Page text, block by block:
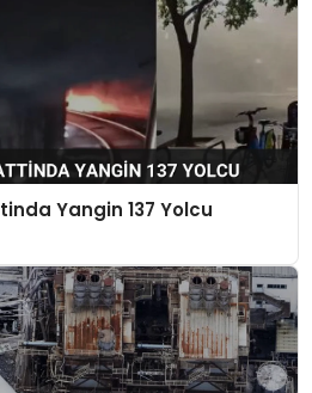
Yangin 137 Yolcu